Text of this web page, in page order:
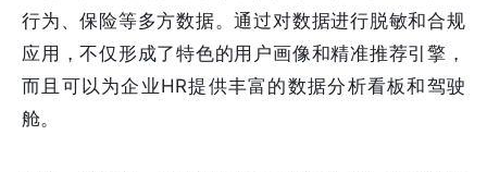
行为、保险等多方数据。通过对数据进行脱敏和合规
应用，不仅形成了特色的用户画像和精准推荐引擎，
而且可以为企业HR提供丰富的数据分析看板和驾驶
舱。